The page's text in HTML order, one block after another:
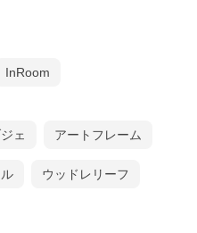
InRoom
ェ アートフレーム
ウッドレリーフ